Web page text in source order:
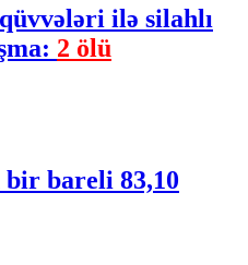
ilə silahlı
2 ölü
bareli 83,10